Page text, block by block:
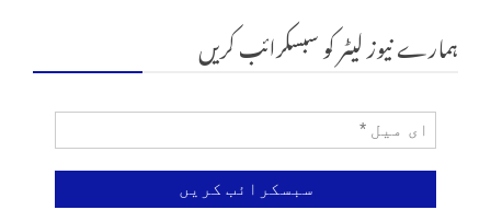
ہمارے نیوز لیٹر کو سبسکرائب کریں